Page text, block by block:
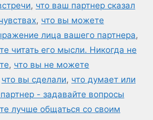
, что ваш партнер сказал
, что вы можете
лица вашего партнера,
читать его мысли. Никогда не
, что вы не можете
что вы сделали, что думает или
- задавайте вопросы
лучше общаться со своим